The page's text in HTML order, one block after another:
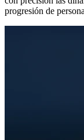
progresión de